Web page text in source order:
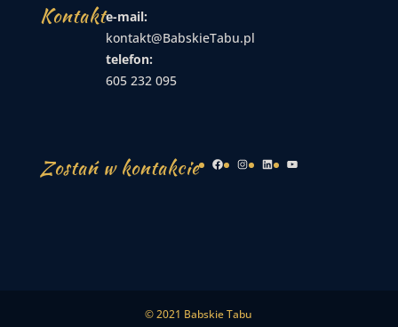
Kontakte-mail:
kontakt@BabskieTabu.pl
telefon:
605 232 095
Zostań w kontakcie Facebook
Instagram
LinkedInYouTube
© 2021 Babskie Tabu